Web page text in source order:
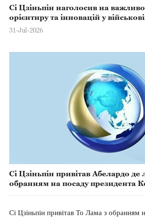
Сі Цзіньпін наголосив на
орієнтиру та інновацій у
31-Jul-2026
Сі Цзіньпін привітав Абелардо
обранням на посаду президента
Сі Цзіньпін привітав То Лама з обранням